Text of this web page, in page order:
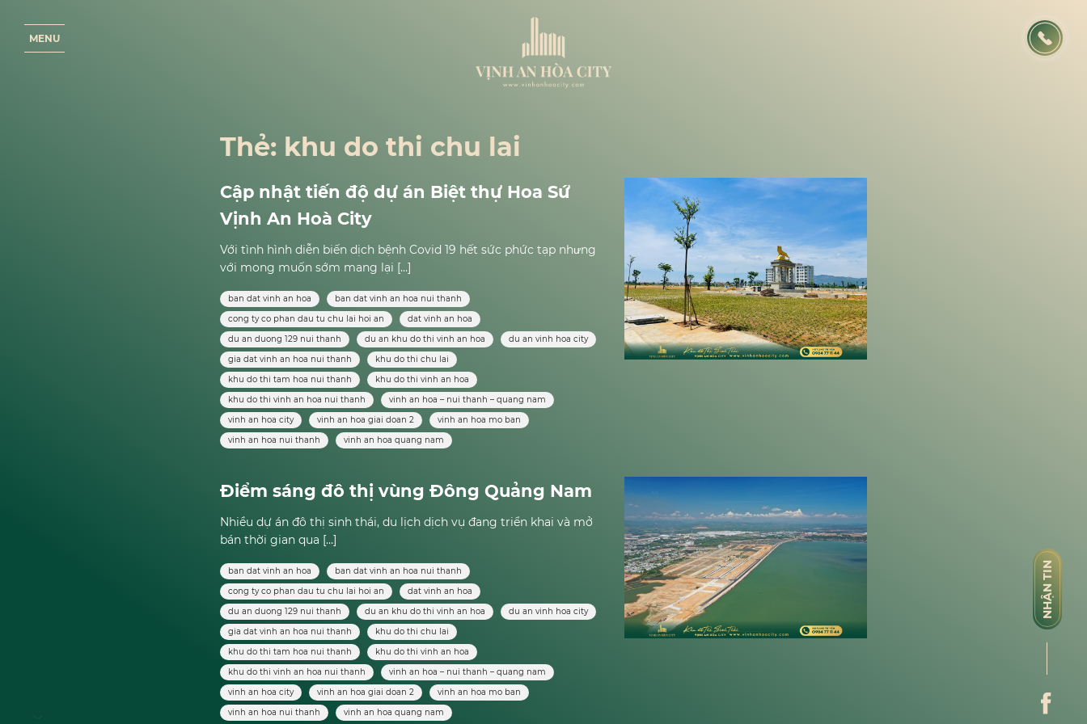
MENU
Thẻ: khu do thi chu lai
Cập nhật tiến độ dự án Biệt thự Hoa Sứ
Vịnh An Hoà City
Với tình hình diễn biến dịch bệnh Covid 19 hết sức phức tạp nhưng
với mong muốn sớm mang lại […]
ban dat vinh an hoa
ban dat vinh an hoa nui thanh
cong ty co phan dau tu chu lai hoi an
dat vinh an hoa
du an duong 129 nui thanh
du an khu do thi vinh an hoa
du an vinh hoa city
gia dat vinh an hoa nui thanh
khu do thi chu lai
khu do thi tam hoa nui thanh
khu do thi vinh an hoa
khu do thi vinh an hoa nui thanh
vinh an hoa – nui thanh – quang nam
vinh an hoa city
vinh an hoa giai doan 2
vinh an hoa mo ban
vinh an hoa nui thanh
vinh an hoa quang nam
Điểm sáng đô thị vùng Đông Quảng Nam
Nhiều dự án đô thị sinh thái, du lịch dịch vụ đang triển khai và mở
bán thời gian qua […]
ban dat vinh an hoa
ban dat vinh an hoa nui thanh
cong ty co phan dau tu chu lai hoi an
dat vinh an hoa
du an duong 129 nui thanh
du an khu do thi vinh an hoa
du an vinh hoa city
gia dat vinh an hoa nui thanh
khu do thi chu lai
khu do thi tam hoa nui thanh
khu do thi vinh an hoa
khu do thi vinh an hoa nui thanh
vinh an hoa – nui thanh – quang nam
vinh an hoa city
vinh an hoa giai doan 2
vinh an hoa mo ban
vinh an hoa nui thanh
vinh an hoa quang nam
NHẬN TIN